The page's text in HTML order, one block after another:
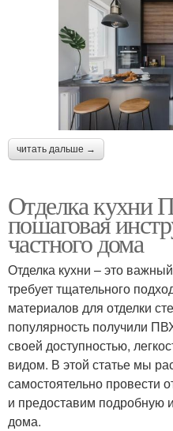
читать дальше →
Отделка кухни
пошаговая
частного дома
Отделка кухни – это
требует тщательного
материалов для отделки
популярность получили
своей доступностью,
видом. В этой статье мы
самостоятельно провести
и предоставим подробную
дома.